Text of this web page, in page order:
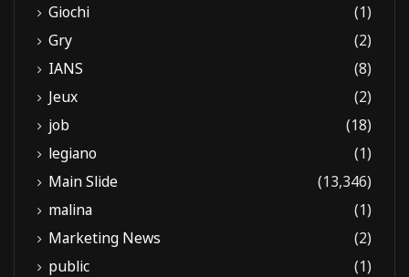
Giochi
(1)
Gry
(2)
IANS
(8)
Jeux
(2)
job
(18)
legiano
(1)
Main Slide
(13,346)
malina
(1)
Marketing News
(2)
public
(1)